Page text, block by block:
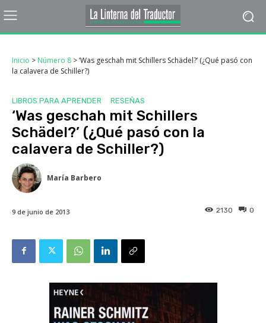
Inicio > Número 8 >‘Was geschah mit Schillers Schädel?’ (¿Qué pasó con
la calavera de Schiller?)
LIBROS PARA APRENDER RESEÑAS
‘Was geschah mit Schillers
Schädel?’ (¿Qué pasó con la
calavera de Schiller?)
María Barbero
9 de junio de 2013 0
2130